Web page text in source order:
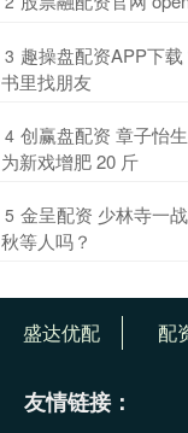
3 趣操盘配资APP下
书里找朋友
4 创赢盘配资 章子怡
为新戏增肥 20 斤
5 金呈配资 少林寺一
秋等人吗？
盛达优配 配
友情链接：